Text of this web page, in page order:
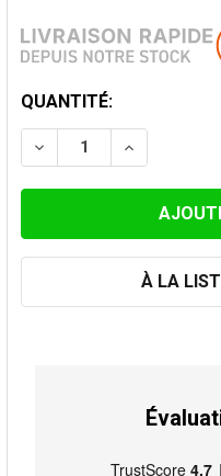
STOCK
ACTUEL:
QUANTITÉ:
DIMINUER LA
À LA